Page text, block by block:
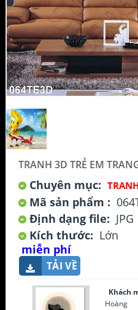
TRANH 3D TRẺ EM
Chuyên mục:
Mã sản phẩm :
Định dạng file: JPG
Kích thước: Lớn
miễn phí
TẢI VỀ
Khách
Hoàng